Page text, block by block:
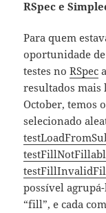
RSpec e
Para quem
oportunidade
testes noRSpec
resultados mais
October, temos
selecionado
possível
“fill”, e cada